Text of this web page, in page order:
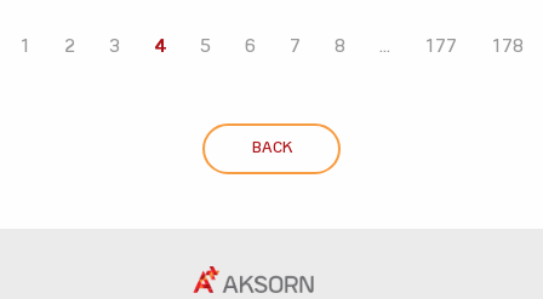
1 2 3 4 5 6 7 8 ... 177 178
BACK